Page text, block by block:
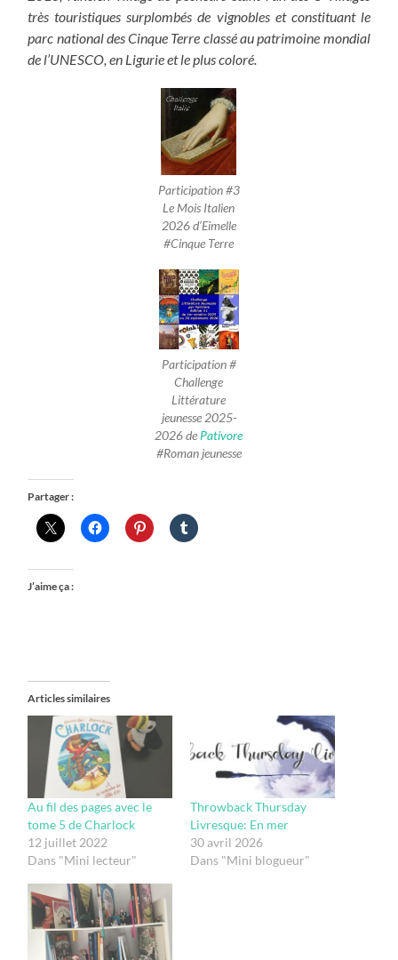
très touristiques surplombés de vignobles et constituant le
parc national des Cinque Terre classé au patrimoine mondial
de l’UNESCO, en Ligurie et le plus coloré.
Participation #3
Le Mois Italien
2026 d’Eimelle
#Cinque Terre
Participation #
Challenge
Littérature
jeunesse 2025-
2026 de Pativore
#Roman jeunesse
Partager :
J’aime ça :
Articles similaires
Au fil des pages avec le
tome 5 de Charlock
12 juillet 2022
Dans "Mini lecteur"
Throwback Thursday
Livresque: En mer
30 avril 2026
Dans "Mini blogueur"